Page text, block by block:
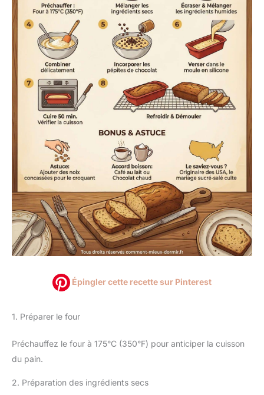
Épingler cette recette sur Pinterest
1. Préparer le four
Préchauffez le four à 175°C (350°F) pour anticiper la cuisson
du pain.
2. Préparation des ingrédients secs